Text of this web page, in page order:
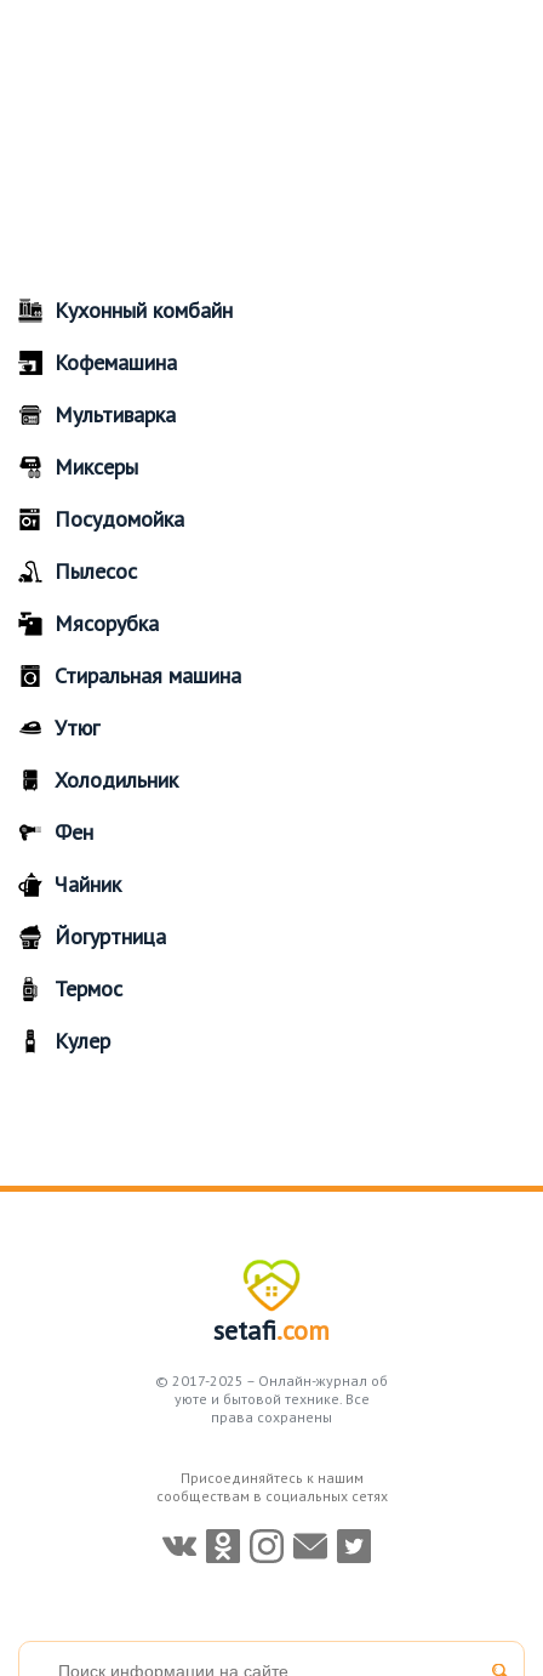
Кухонный комбайн
Кофемашина
Мультиварка
Миксеры
Посудомойка
Пылесос
Мясорубка
Стиральная машина
Утюг
Холодильник
Фен
Чайник
Йогуртница
Термос
Кулер
setafi.com
© 2017-2025 – Онлайн-журнал об
уюте и бытовой технике. Все
права сохранены
Присоединяйтесь к нашим
сообществам в социальных сетях